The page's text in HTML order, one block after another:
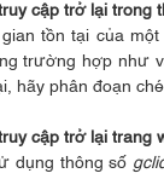
cập trở lại trong
gian tồn tại của
trường hợp như
hãy phân đoạn
cập trở lại trang
dụng thông số